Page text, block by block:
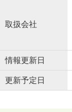
取扱会社
情報更新日
更新予定日